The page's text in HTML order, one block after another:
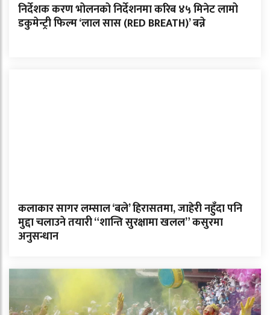
निर्देशक करण भोलनको निर्देशनमा करिब ४५ मिनेट लामो
डकुमेन्ट्री फिल्म ‘लाल सास (RED BREATH)’ बन्ने
कलाकार सागर लम्साल ‘बले’ हिरासतमा, जाहेरी नहुँदा पनि
मुद्दा चलाउने तयारी “शान्ति सुरक्षामा खलल” कसुरमा
अनुसन्धान